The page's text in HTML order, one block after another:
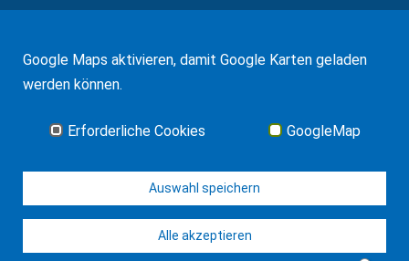
Besteuerung der Schenkungen auf den Todesfall mit
© WF Salinas & Frank 2026
Google Maps aktivieren, damit Google Karten geladen
werden können.
Erforderliche Cookies GoogleMap
Auswahl speichern
Alle akzeptieren